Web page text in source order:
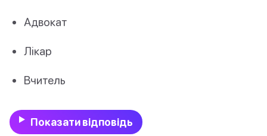
Адвокат
Лікар
Вчитель
Показати відповідь